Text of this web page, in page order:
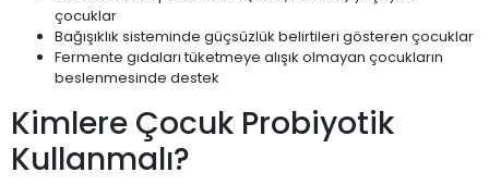
çocuklar
Bağışıklık sisteminde güçsüzlük belirtileri gösteren çocuklar
Fermente gıdaları tüketmeye alışık olmayan çocukların
beslenmesinde destek
Kimlere Çocuk Probiyotik
Kullanmalı?